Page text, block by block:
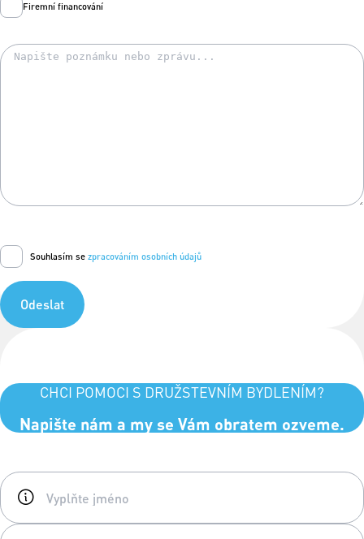
Firemní financování
Souhlasím se zpracováním osobních údajů
Odeslat
CHCI POMOCI S DRUŽSTEVNÍM BYDLENÍM?
Napište nám a my se Vám obratem ozveme.